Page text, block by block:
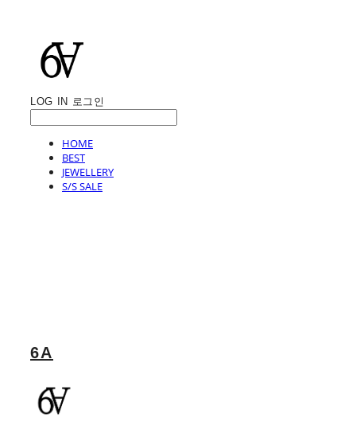
LOG IN 로그인
HOME
BEST
JEWELLERY
S/S SALE
6A